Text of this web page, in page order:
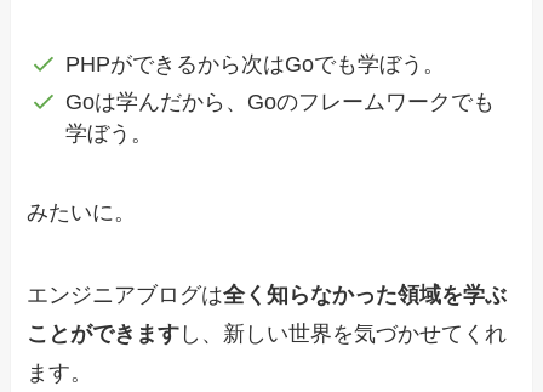
PHPができるから次はGoでも学ぼう。
Goは学んだから、Goのフレームワークでも
学ぼう。
みたいに。
エンジニアブログは全く知らなかった領域を学ぶ
ことができます し、新しい世界を気づかせてくれ
ます。